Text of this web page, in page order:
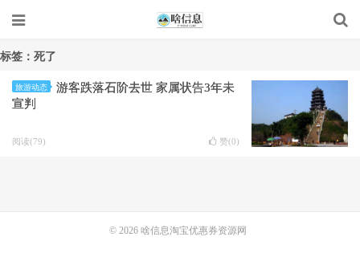
标签：死了
旅游动态
游客跌落石阶去世 家属状告3年未
宣判
阅读(79) 赞(0)
© 2026 啥信息淘宝优惠券资源网